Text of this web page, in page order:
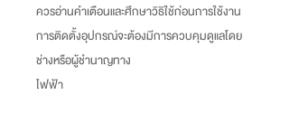
ควรอ่านคำเตือนและศึกษาวิธิใช้ก่อนการใช้งาน
การติดตั้งอุปกรณ์จะต้องมีการควบคุมดูแลโดย
ช่างหรือผู้ชำนาญทาง
ไฟฟ้า